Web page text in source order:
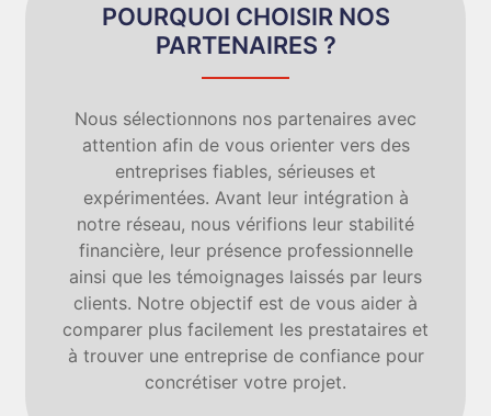
POURQUOI CHOISIR NOS
PARTENAIRES ?
Nous sélectionnons nos partenaires avec
attention afin de vous orienter vers des
entreprises fiables, sérieuses et
expérimentées. Avant leur intégration à
notre réseau, nous vérifions leur stabilité
financière, leur présence professionnelle
ainsi que les témoignages laissés par leurs
clients. Notre objectif est de vous aider à
comparer plus facilement les prestataires et
à trouver une entreprise de confiance pour
concrétiser votre projet.